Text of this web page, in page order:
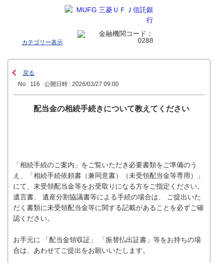
カテゴリー表示
戻る
No : 116
公開日時 : 2026/03/27 09:00
配当金の相続手続きについて教えてください
「相続手続のご案内」をご覧いただき必要書類をご準備のう
え、「相続手続依頼書（兼同意書）（未受領配当金等専用）」
にて、未受領配当金等をお受取りになる方をご指定ください。
遺言書、 遺産分割協議書等による手続の場合は、 ご提出いた
だく書類に未受領配当金等に関する記載があることを必ずご確
認ください。
お手元に 「配当金領収証」 「振替払出証書」等をお持ちの場
合は、あわせてご提出をお願いいたします。